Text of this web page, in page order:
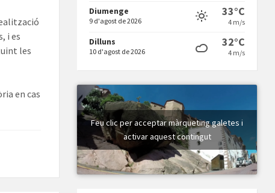
i es
les
en cas
Vermuts a la Font. Hit parit
Diumenge
9 d'agost de 2026
33°C
4 m/s
Dilluns
10 d'agost de 2026
32°C
4 m/s
Feu clic per acceptar màrqueting galetes i
activar aquest contingut